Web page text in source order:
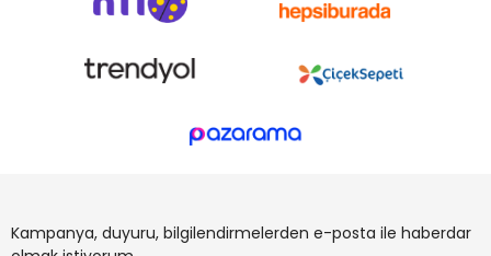
Kampanya, duyuru, bilgilendirmelerden e-posta ile haberdar